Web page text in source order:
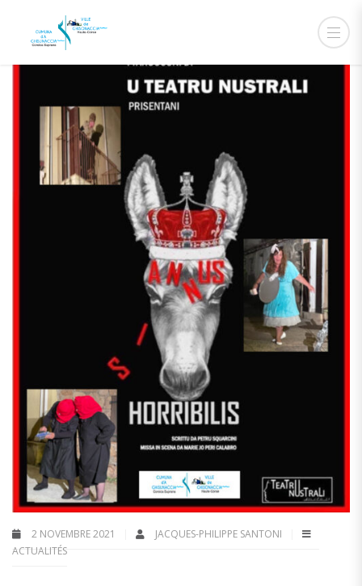
2 NOVEMBRE 2021
JACQUES-PHILIPPE SANTONI
ACTUALITÉS